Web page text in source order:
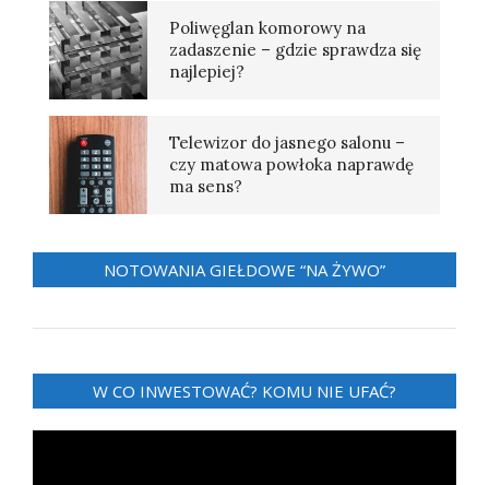
Poliwęglan komorowy na
zadaszenie – gdzie sprawdza się
najlepiej?
Telewizor do jasnego salonu –
czy matowa powłoka naprawdę
ma sens?
NOTOWANIA GIEŁDOWE “NA ŻYWO”
W CO INWESTOWAĆ? KOMU NIE UFAĆ?